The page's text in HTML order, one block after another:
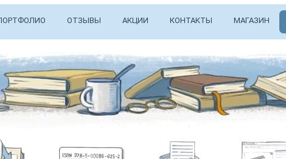
ОТЗЫВЫ АКЦИИ КОНТАКТЫ МАГАЗИН